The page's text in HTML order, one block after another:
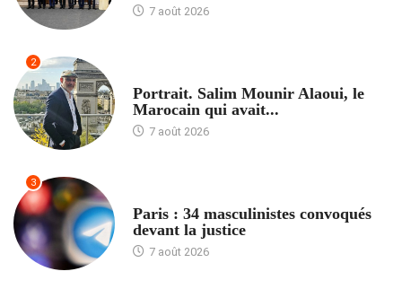
7 août 2026
2
Portrait. Salim Mounir Alaoui, le
Marocain qui avait...
7 août 2026
3
Paris : 34 masculinistes convoqués
devant la justice
7 août 2026